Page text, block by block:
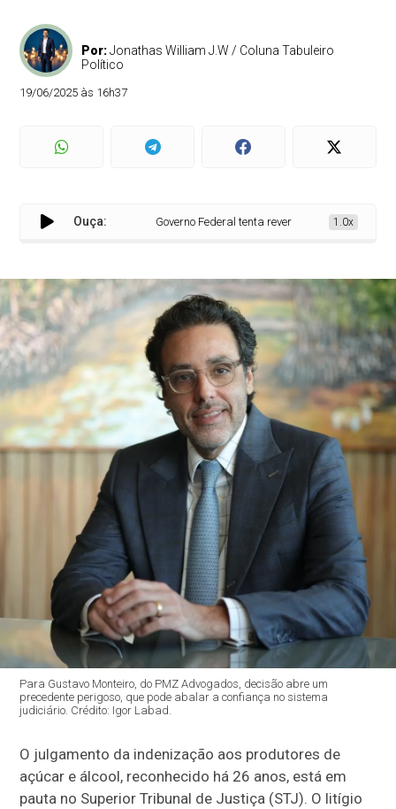
Por:Jonathas William J.W / Coluna Tabuleiro
Político
19/06/2025 às 16h37
Ouça: Governo Federal tenta reverter pauta julgada e
1.0x
Para Gustavo Monteiro, do PMZ Advogados, decisão abre um
precedente perigoso, que pode abalar a confiança no sistema
judiciário. Crédito: Igor Labad.
O julgamento da indenização aos produtores de
açúcar e álcool, reconhecido há 26 anos, está em
pauta no Superior Tribunal de Justiça (STJ). O litígio